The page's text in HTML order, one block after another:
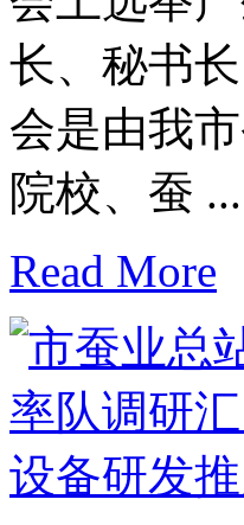
长、秘书
会是由我
院校、蚕 ...
Read More